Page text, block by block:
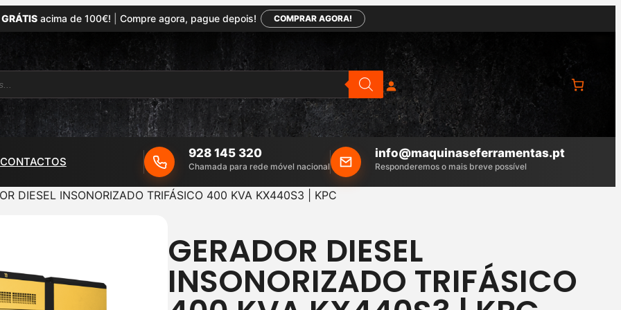
acima de 100€! Compre agora, pague depois! COMPRAR AGORA!
CONTACTOS
928 145 320
Chamada para rede móvel nacional
info@maquinaseferramentas.pt
Responderemos o mais breve possível
DIESEL INSONORIZADO TRIFÁSICO 400 KVA KX440S3 | KPC
GERADOR DIESEL
INSONORIZADO TRIFÁSICO